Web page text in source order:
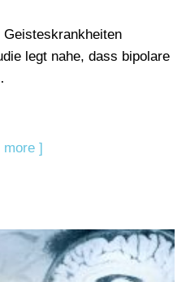
Geisteskrankheiten
legt nahe, dass bipolare
more ]